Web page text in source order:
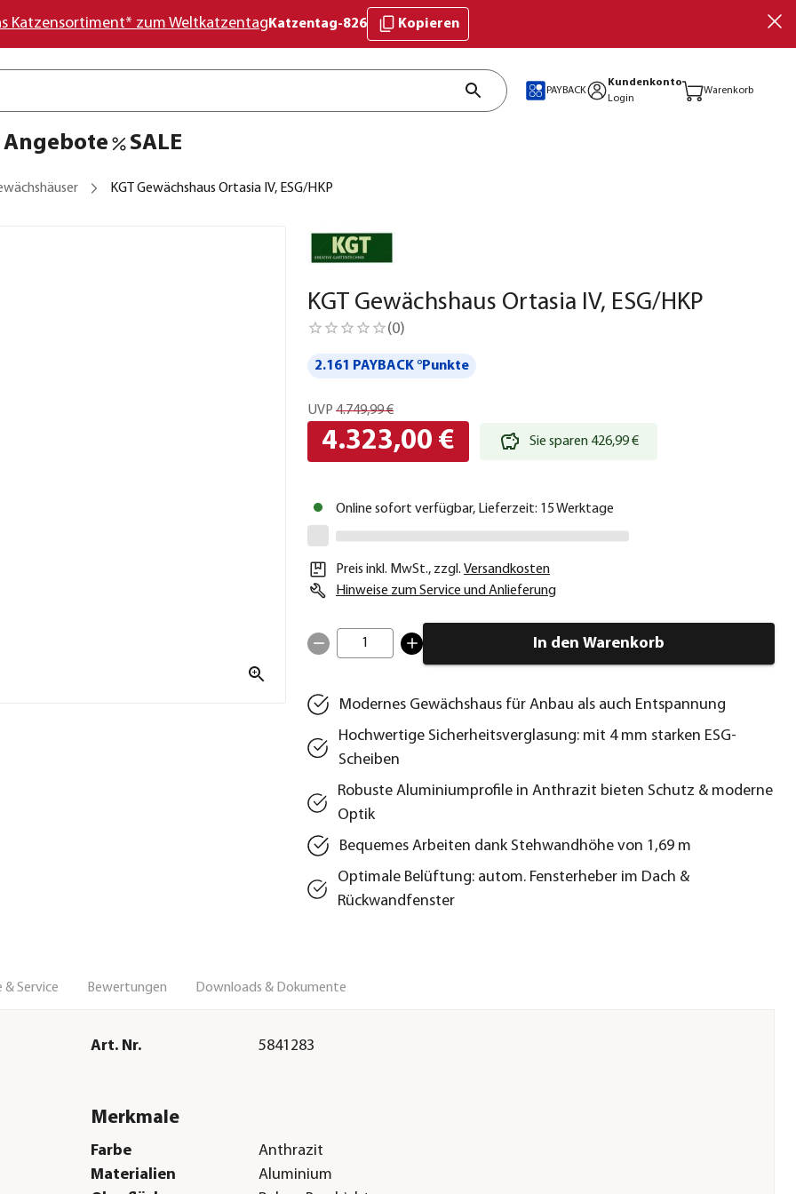
Katzensortiment* zum Weltkatzentag Katzentag-826 Kopieren
PAYBACK
Kundenkonto
Login
Warenkorb
Angebote SALE
KGT Gewächshaus Ortasia IV, ESG/HKP
KGT Gewächshaus Ortasia IV, ESG/HKP
(0)
2.161 PAYBACK °Punkte
UVP 4.749,99 €
4.323,00 € Sie sparen 426,99 €
Online sofort verfügbar, Lieferzeit: 15 Werktage
Preis inkl. MwSt., zzgl. Versandkosten
Hinweise zum Service und Anlieferung
1 In den Warenkorb
Modernes Gewächshaus für Anbau als auch Entspannung
Hochwertige Sicherheitsverglasung: mit 4 mm starken ESG-
Scheiben
Robuste Aluminiumprofile in Anthrazit bieten Schutz & moderne
Optik
Bequemes Arbeiten dank Stehwandhöhe von 1,69 m
Optimale Belüftung: autom. Fensterheber im Dach &
Rückwandfenster
& Service Bewertungen Downloads & Dokumente
Art. Nr. 5841283
Merkmale
Farbe
Anthrazit
Materialien
Aluminium